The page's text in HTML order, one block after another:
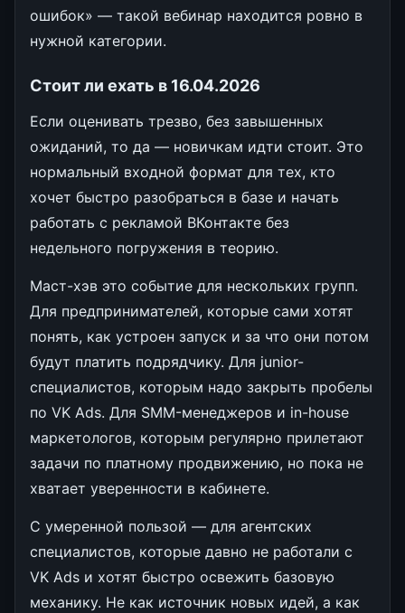
ошибок» — такой вебинар находится ровно в
нужной категории.
Стоит ли ехать в 16.04.2026
Если оценивать трезво, без завышенных
ожиданий, то да — новичкам идти стоит. Это
нормальный входной формат для тех, кто
хочет быстро разобраться в базе и начать
работать с рекламой ВКонтакте без
недельного погружения в теорию.
Маст-хэв это событие для нескольких групп.
Для предпринимателей, которые сами хотят
понять, как устроен запуск и за что они потом
будут платить подрядчику. Для junior-
специалистов, которым надо закрыть пробелы
по VK Ads. Для SMM-менеджеров и in-house
маркетологов, которым регулярно прилетают
задачи по платному продвижению, но пока не
хватает уверенности в кабинете.
С умеренной пользой — для агентских
специалистов, которые давно не работали с
VK Ads и хотят быстро освежить базовую
механику. Не как источник новых идей, а как